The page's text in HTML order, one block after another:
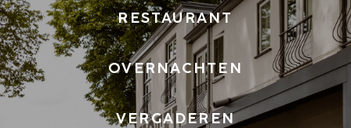
RESTAURANT
OVERNACHTEN
VERGADEREN